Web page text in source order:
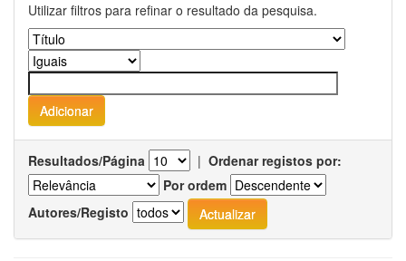
Utilizar filtros para refinar o resultado da pesquisa.
Resultados/Página | Ordenar registos por:
Por ordem
Autores/Registo